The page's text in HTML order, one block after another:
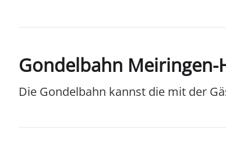
Gondelbahn Meiringen-
Die Gondelbahn kannst die mit der